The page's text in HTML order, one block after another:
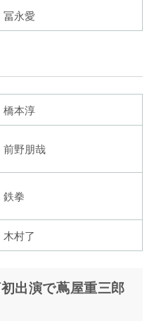
冨永愛
橋本淳
前野朋哉
鉄拳
木村了
出演で蔦屋重三郎